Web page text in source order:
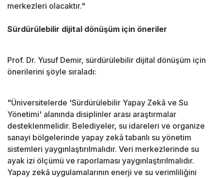
merkezleri olacaktır."
Sürdürülebilir dijital dönüşüm için öneriler
Prof. Dr. Yusuf Demir, sürdürülebilir dijital dönüşüm için
önerilerini şöyle sıraladı:
"Üniversitelerde 'Sürdürülebilir Yapay Zekâ ve Su
Yönetimi' alanında disiplinler arası araştırmalar
desteklenmelidir. Belediyeler, su idareleri ve organize
sanayi bölgelerinde yapay zekâ tabanlı su yönetim
sistemleri yaygınlaştırılmalıdır. Veri merkezlerinde su
ayak izi ölçümü ve raporlaması yaygınlaştırılmalıdır.
Yapay zekâ uygulamalarının enerji ve su verimliliğini